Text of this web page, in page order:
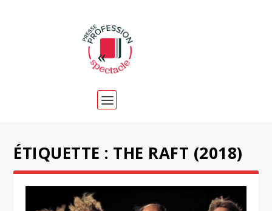
ÉTIQUETTE : THE RAFT (2018)